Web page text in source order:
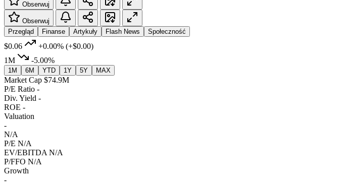
Obserwuj
Obserwuj
Przegląd
Finanse Artykuły Flash News Społeczność
$0.06 +0.00% (+$0.00)
1M
-5.00%
1M 6M YTD 1Y 5Y MAX
Market Cap $74.9M
P/E Ratio -
Div. Yield -
ROE -
Valuation
-
N/A
P/E N/A
EV/EBITDA N/A
P/FFO N/A
Growth
-